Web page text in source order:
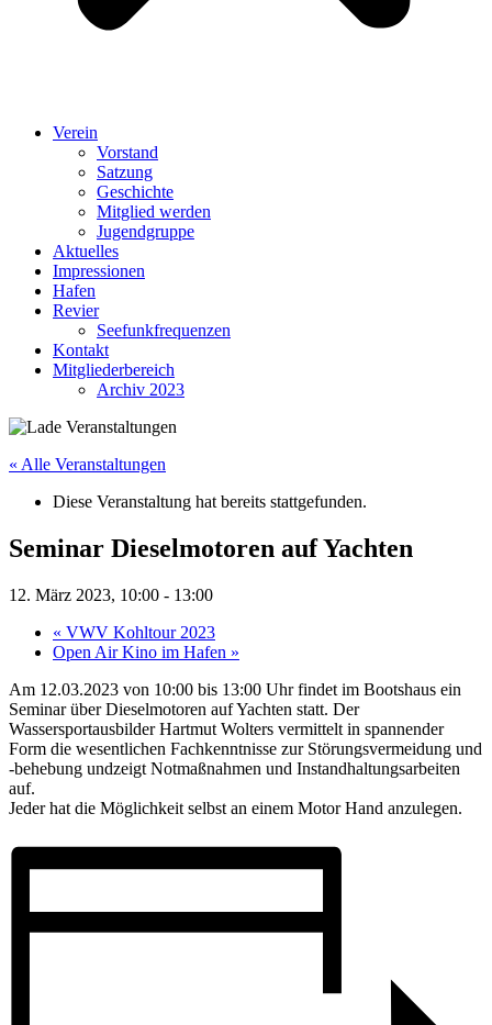
Verein
Vorstand
Satzung
Geschichte
Mitglied werden
Jugendgruppe
Aktuelles
Impressionen
Hafen
Revier
Seefunkfrequenzen
Kontakt
Mitgliederbereich
Archiv 2023
« Alle Veranstaltungen
Diese Veranstaltung hat bereits stattgefunden.
Seminar Dieselmotoren auf Yachten
12. März 2023, 10:00 - 13:00
« VWV Kohltour 2023
Open Air Kino im Hafen »
Am 12.03.2023 von 10:00 bis 13:00 Uhr findet im Bootshaus ein
Seminar über Dieselmotoren auf Yachten statt. Der
Wassersportausbilder Hartmut Wolters vermittelt in spannender
Form die wesentlichen Fachkenntnisse zur Störungsvermeidung und
-behebung undzeigt Notmaßnahmen und Instandhaltungsarbeiten
auf.
Jeder hat die Möglichkeit selbst an einem Motor Hand anzulegen.